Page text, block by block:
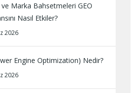
Marka Bahsetmeleri GEO
Nasıl Etkiler?
2026
Engine Optimization) Nedir?
2026